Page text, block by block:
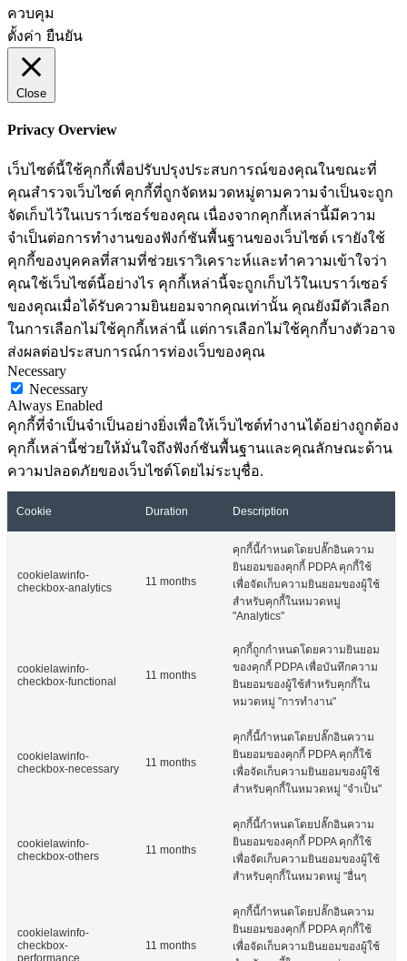
ควบคุม
ตั้งค่า ยืนยัน
Close
Privacy Overview
เว็บไซต์นี้ใช้คุกกี้เพื่อปรับปรุงประสบการณ์ของคุณในขณะที่
คุณสำรวจเว็บไซต์ คุกกี้ที่ถูกจัดหมวดหมู่ตามความจำเป็นจะถูก
จัดเก็บไว้ในเบราว์เซอร์ของคุณ เนื่องจากคุกกี้เหล่านี้มีความ
จำเป็นต่อการทำงานของฟังก์ชันพื้นฐานของเว็บไซต์ เรายังใช้
คุกกี้ของบุคคลที่สามที่ช่วยเราวิเคราะห์และทำความเข้าใจว่า
คุณใช้เว็บไซต์นี้อย่างไร คุกกี้เหล่านี้จะถูกเก็บไว้ในเบราว์เซอร์
ของคุณเมื่อได้รับความยินยอมจากคุณเท่านั้น คุณยังมีตัวเลือก
ในการเลือกไม่ใช้คุกกี้เหล่านี้ แต่การเลือกไม่ใช้คุกกี้บางตัวอาจ
ส่งผลต่อประสบการณ์การท่องเว็บของคุณ
Necessary
Necessary
Always Enabled
คุกกี้ที่จำเป็นจำเป็นอย่างยิ่งเพื่อให้เว็บไซต์ทำงานได้อย่างถูกต้อง
คุกกี้เหล่านี้ช่วยให้มั่นใจถึงฟังก์ชันพื้นฐานและคุณลักษณะด้าน
ความปลอดภัยของเว็บไซต์โดยไม่ระบุชื่อ.
Cookie Duration Description
cookielawinfo-
checkbox-analytics
11 months
คุกกี้นี้กำหนดโดยปลั๊กอินความ
ยินยอมของคุกกี้ PDPA คุกกี้ใช้
เพื่อจัดเก็บความยินยอมของผู้ใช้
สำหรับคุกกี้ในหมวดหมู่
"Analytics"
cookielawinfo-
checkbox-functional
11 months
คุกกี้ถูกกำหนดโดยความยินยอม
ของคุกกี้ PDPA เพื่อบันทึกความ
ยินยอมของผู้ใช้สำหรับคุกกี้ใน
หมวดหมู่ "การทำงาน"
cookielawinfo-
checkbox-necessary
11 months
คุกกี้นี้กำหนดโดยปลั๊กอินความ
ยินยอมของคุกกี้ PDPA คุกกี้ใช้
เพื่อจัดเก็บความยินยอมของผู้ใช้
สำหรับคุกกี้ในหมวดหมู่ "จำเป็น"
cookielawinfo-
checkbox-others
11 months
คุกกี้นี้กำหนดโดยปลั๊กอินความ
ยินยอมของคุกกี้ PDPA คุกกี้ใช้
เพื่อจัดเก็บความยินยอมของผู้ใช้
สำหรับคุกกี้ในหมวดหมู่ "อื่นๆ
cookielawinfo-
checkbox-
performance
11 months
คุกกี้นี้กำหนดโดยปลั๊กอินความ
ยินยอมของคุกกี้ PDPA คุกกี้ใช้
เพื่อจัดเก็บความยินยอมของผู้ใช้